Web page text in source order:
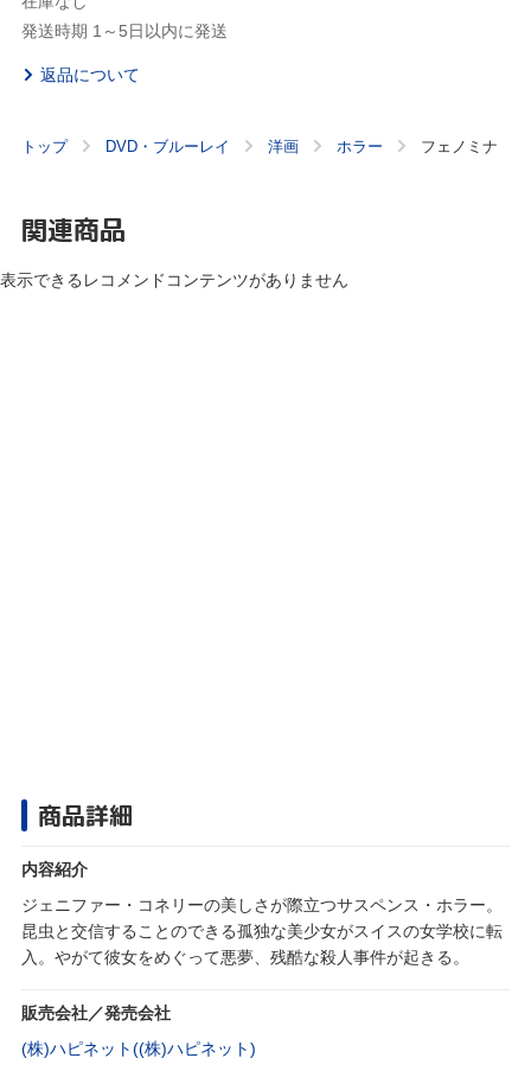
発送時期 1～5日以内に発送
返品について
トップ DVD・ブルーレイ 洋画 ホラー フェノミナ
関連商品
表示できるレコメンドコンテンツがありません
商品詳細
内容紹介
ジェニファー・コネリーの美しさが際立つサスペンス・ホラー。
昆虫と交信することのできる孤独な美少女がスイスの女学校に転
入。やがて彼女をめぐって悪夢、残酷な殺人事件が起きる。
販売会社／発売会社
(株)ハピネット((株)ハピネット)